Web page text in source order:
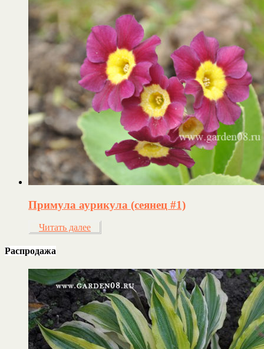
Примула аурикула (сеянец #1)
Читать далее
Распродажа